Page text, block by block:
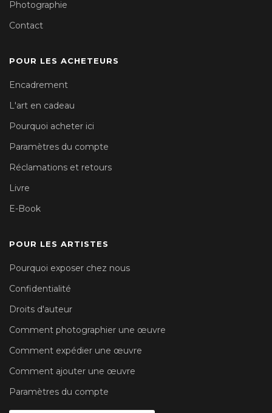
Photographie
Contact
POUR LES ACHETEURS
Encadrement
L'art en cadeau
Pourquoi acheter ici
Paramètres du compte
Réclamations et retours
Livre
E-Book
POUR LES ARTISTES
Pourquoi exposer chez nous
Confidentialité
Droits d'auteur
Comment photographier une œuvre
Comment expédier une œuvre
Comment ajouter une œuvre
Paramètres du compte